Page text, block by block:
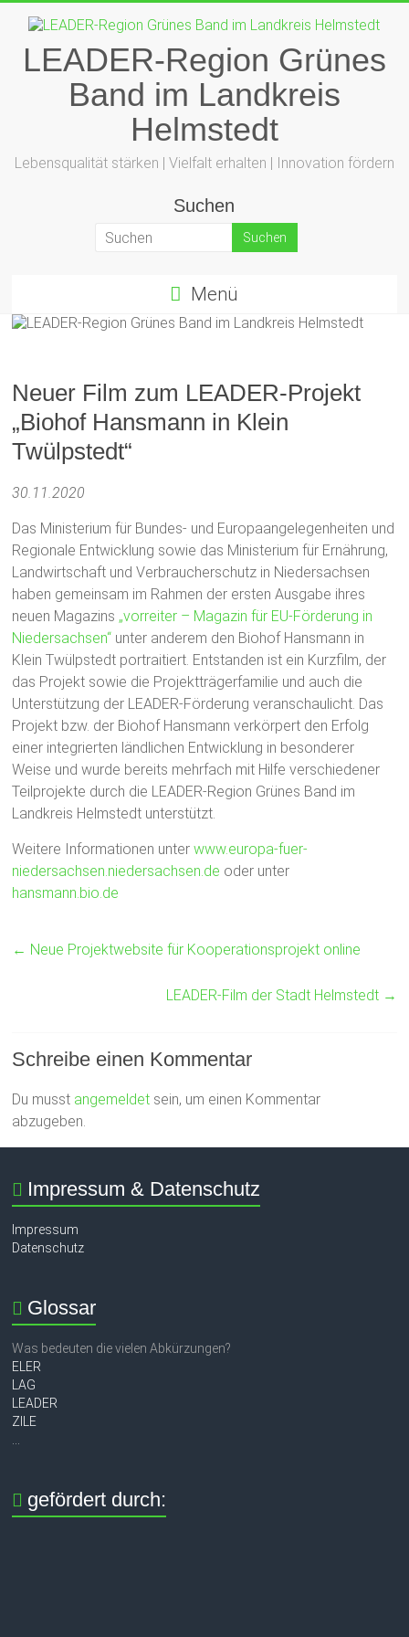
Inhalt
springenLEADER-Region Grünes
Band im Landkreis
Helmstedt
Lebensqualität stärken | Vielfalt erhalten | Innovation fördern
Suchen
Menü
Neuer Film zum LEADER-Projekt
„Biohof Hansmann in Klein
Twülpstedt“
30.11.2020
Das Ministerium für Bundes- und Europaangelegenheiten und
Regionale Entwicklung sowie das Ministerium für Ernährung,
Landwirtschaft und Verbraucherschutz in Niedersachsen
haben gemeinsam im Rahmen der ersten Ausgabe ihres
neuen Magazins „vorreiter – Magazin für EU-Förderung in
Niedersachsen“ unter anderem den Biohof Hansmann in
Klein Twülpstedt portraitiert. Entstanden ist ein Kurzfilm, der
das Projekt sowie die Projektträgerfamilie und auch die
Unterstützung der LEADER-Förderung veranschaulicht. Das
Projekt bzw. der Biohof Hansmann verkörpert den Erfolg
einer integrierten ländlichen Entwicklung in besonderer
Weise und wurde bereits mehrfach mit Hilfe verschiedener
Teilprojekte durch die LEADER-Region Grünes Band im
Landkreis Helmstedt unterstützt.
Weitere Informationen unterwww.europa-fuer-
niedersachsen.niedersachsen.de oder unter
hansmann.bio.de
← Neue Projektwebsite für Kooperationsprojekt online
LEADER-Film der Stadt Helmstedt →
Schreibe einen Kommentar
Du musst angemeldet sein, um einen Kommentar
abzugeben.
Impressum & Datenschutz
Impressum
Datenschutz
Glossar
Was bedeuten die vielen Abkürzungen?
ELER
LAG
LEADER
ZILE
gefördert durch: